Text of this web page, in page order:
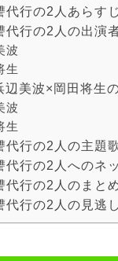
代行の2人あらす
代行の2人の出演
波
生
辺美波×岡田将生
波
生
代行の2人の主題
代行の2人へのネ
代行の2人のまと
代行の2人の見逃